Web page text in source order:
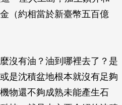
（約相當於新臺幣五百億
沒有油？油到哪裡去了？是
是沈積盆地根本就沒有足夠
物還不夠成熟未能產生石